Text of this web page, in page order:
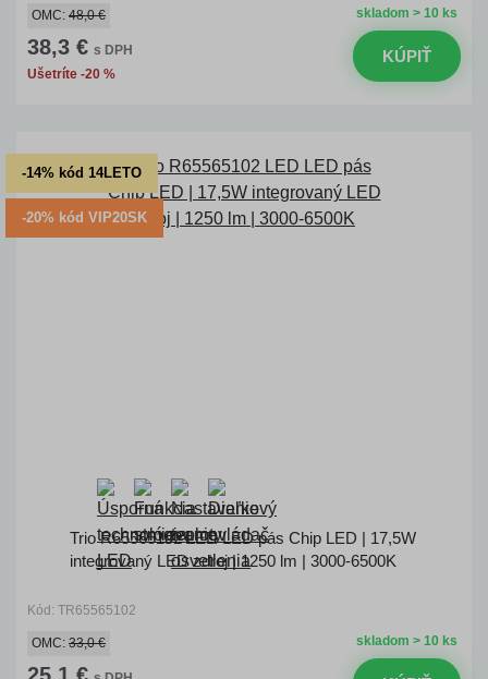
skladom > 10 ks
OMC: 48,0 €
38,3 € s DPH
Ušetríte -20 %
KÚPIŤ
-14% kód 14LETO
-20% kód VIP20SK
Trio R65565102 LED LED pás Chip LED | 17,5W
integrovaný LED zdroj | 1250 lm | 3000-6500K
Kód: TR65565102
skladom > 10 ks
OMC: 33,0 €